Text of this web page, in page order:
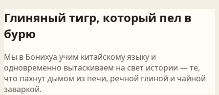
Глиняный тигр, который пел в
бурю
Мы в Бонихуа учим китайскому языку и
одновременно вытаскиваем на свет истории — те,
что пахнут дымом из печи, речной глиной и чайной
заваркой.